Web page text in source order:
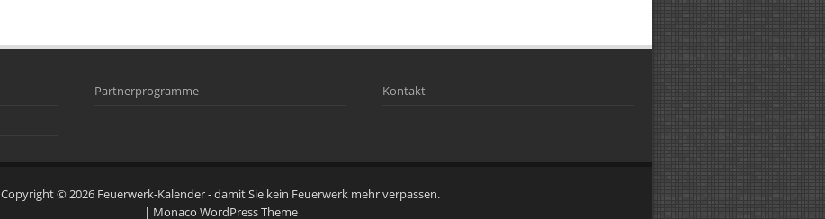
Partnerprogramme Kontakt
Copyright © 2026 Feuerwerk-Kalender- damit Sie kein Feuerwerk mehr verpassen.
| Monaco WordPress Theme